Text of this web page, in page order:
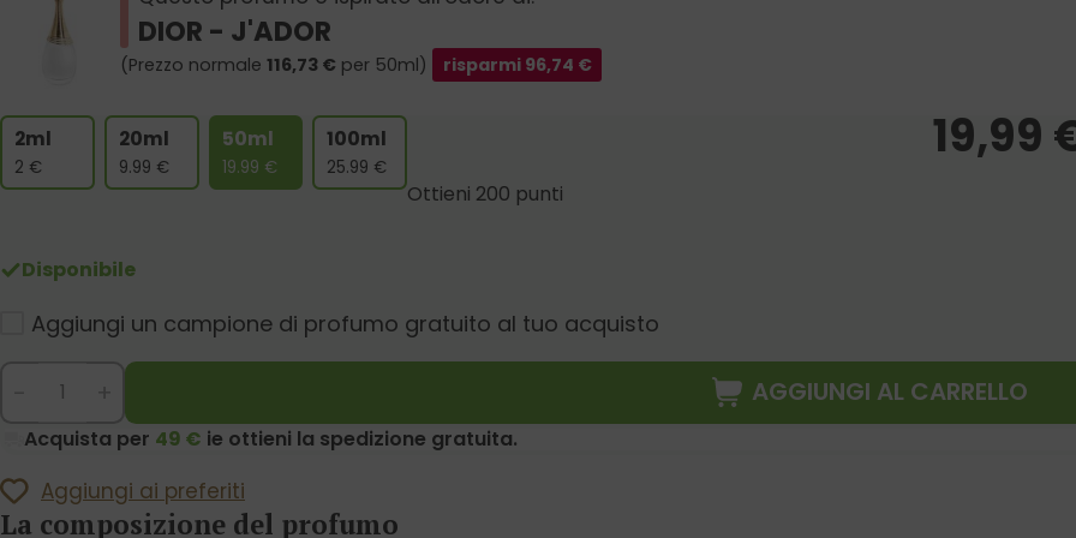
DIOR - J'ADOR
(Prezzo normale 116,73 € per 50ml) risparmi 96,74 €
2ml
2 €
20ml
9.99 €
50ml
19.99 €
100ml
25.99 €
19,99
Ottieni 200 punti
Disponibile
Aggiungi un campione di profumo gratuito al tuo acquisto
AGGIUNGI AL CARRELLO
Acquista per 49 € ie ottieni la spedizione gratuita.
Aggiungi ai preferiti
La composizione del profumo